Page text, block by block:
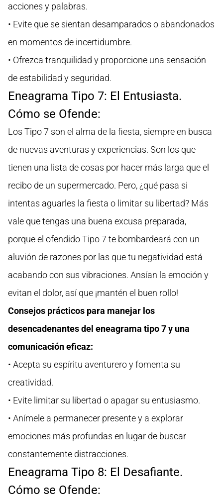
acciones y palabras.
• Evite que se sientan desamparados o abandonados
en momentos de incertidumbre.
• Ofrezca tranquilidad y proporcione una sensación
de estabilidad y seguridad.
Eneagrama Tipo 7: El Entusiasta.
Cómo se Ofende:
Los Tipo 7 son el alma de la fiesta, siempre en busca
de nuevas aventuras y experiencias. Son los que
tienen una lista de cosas por hacer más larga que el
recibo de un supermercado. Pero, ¿qué pasa si
intentas aguarles la fiesta o limitar su libertad? Más
vale que tengas una buena excusa preparada,
porque el ofendido Tipo 7 te bombardeará con un
aluvión de razones por las que tu negatividad está
acabando con sus vibraciones. Ansían la emoción y
evitan el dolor, así que ¡mantén el buen rollo!
Consejos prácticos para manejar los
desencadenantes del eneagrama tipo 7 y una
comunicación eficaz:
• Acepta su espíritu aventurero y fomenta su
creatividad.
• Evite limitar su libertad o apagar su entusiasmo.
• Anímele a permanecer presente y a explorar
emociones más profundas en lugar de buscar
constantemente distracciones.
Eneagrama Tipo 8: El Desafiante.
Cómo se Ofende: